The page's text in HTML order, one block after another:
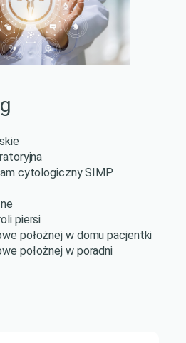
cytologiczny SIMP
piersi
położnej w domu pacjentki
położnej w poradni